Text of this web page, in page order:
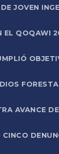
JOVEN
EL QOQAWI
AVANCE